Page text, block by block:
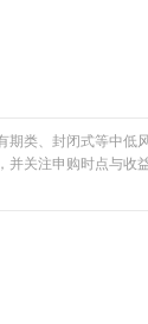
类、封闭式等中低
关注申购时点与收